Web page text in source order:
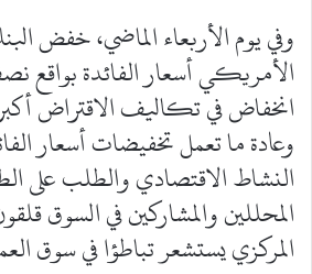
وفي يوم الأربعاء الماضي، خفض
الأمريكي أسعار الفائدة بواقع
انخفاض في تكاليف الاقتراض أكبر
وعادة ما تعمل تخفيضات أسعار
النشاط الاقتصادي والطلب على
المحللين والمشاركين في السوق
المركزي يستشعر تباطؤا في سوق